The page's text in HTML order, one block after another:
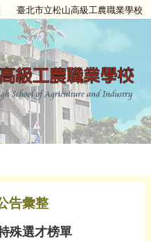
臺北市立松山高級工農職業學校
告彙整
殊選才榜單